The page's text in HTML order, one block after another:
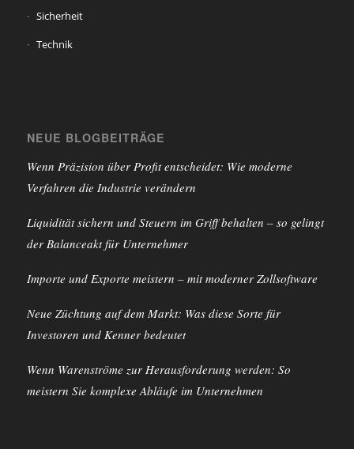
Sicherheit
Technik
NEUE BLOGBEITRÄGE
Wenn Präzision über Profit entscheidet: Wie moderne
Verfahren die Industrie verändern
Liquidität sichern und Steuern im Griff behalten – so gelingt
der Balanceakt für Unternehmer
Importe und Exporte meistern – mit moderner Zollsoftware
Neue Züchtung auf dem Markt: Was diese Sorte für
Investoren und Kenner bedeutet
Wenn Warenströme zur Herausforderung werden: So
meistern Sie komplexe Abläufe im Unternehmen